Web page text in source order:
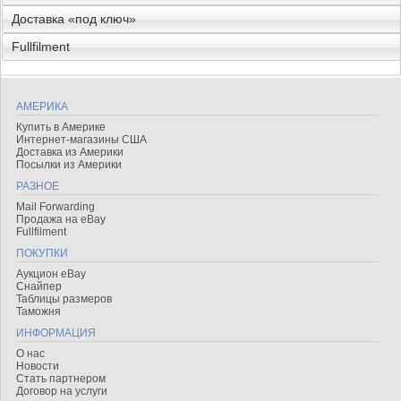
Доставка «под ключ»
Fullfilment
АМЕРИКА
Купить в Америке
Интернет-магазины США
Доставка из Америки
Посылки из Америки
РАЗНОЕ
Mail Forwarding
Продажа на eBay
Fullfilment
ПОКУПКИ
Аукцион eBay
Снайпер
Таблицы размеров
Таможня
ИНФОРМАЦИЯ
О нас
Новости
Стать партнером
Договор на услуги